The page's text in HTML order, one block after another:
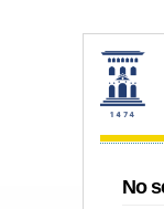
No